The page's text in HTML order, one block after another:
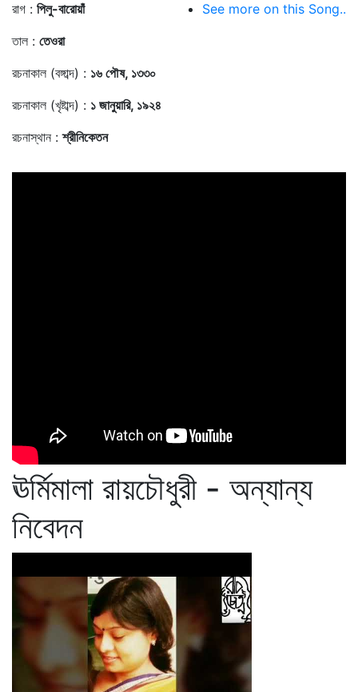
রাগ : পিলু-বারোয়াঁ
তাল : তেওরা
রচনাকাল (বঙ্গাব্দ) : ১৬ পৌষ, ১৩৩০
রচনাকাল (খৃষ্টাব্দ) : ১ জানুয়ারি, ১৯২৪
রচনাস্থান :শ্রীনিকেতন
See more on this Song..
ঊর্মিমালা রায়চৌধুরী - অন্যান্য
নিবেদন